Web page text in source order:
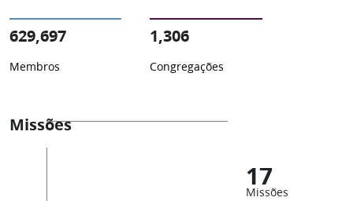
629,697
Membros
1,306
Congregações
Missões
17
Missões